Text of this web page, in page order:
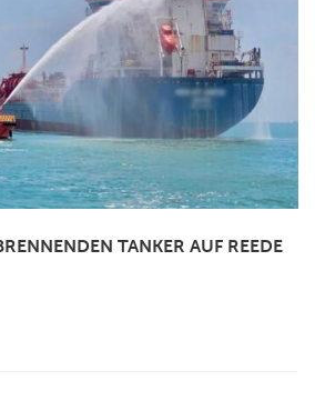
TANKER AUF REEDE